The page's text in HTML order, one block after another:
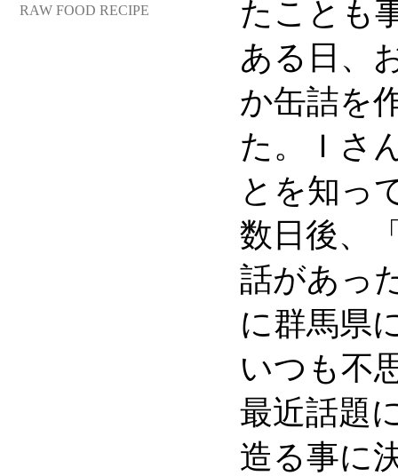
たことも
ある日、
か缶詰を
た。Ｉさ
とを知っ
数日後、
話があっ
に群馬県
いつも不
最近話題
造る事に
RAW FOOD RECIPE